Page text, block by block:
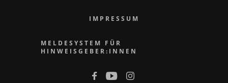
IMPRESSUM
MELDESYSTEM FÜR
HINWEISGEBER:INNEN